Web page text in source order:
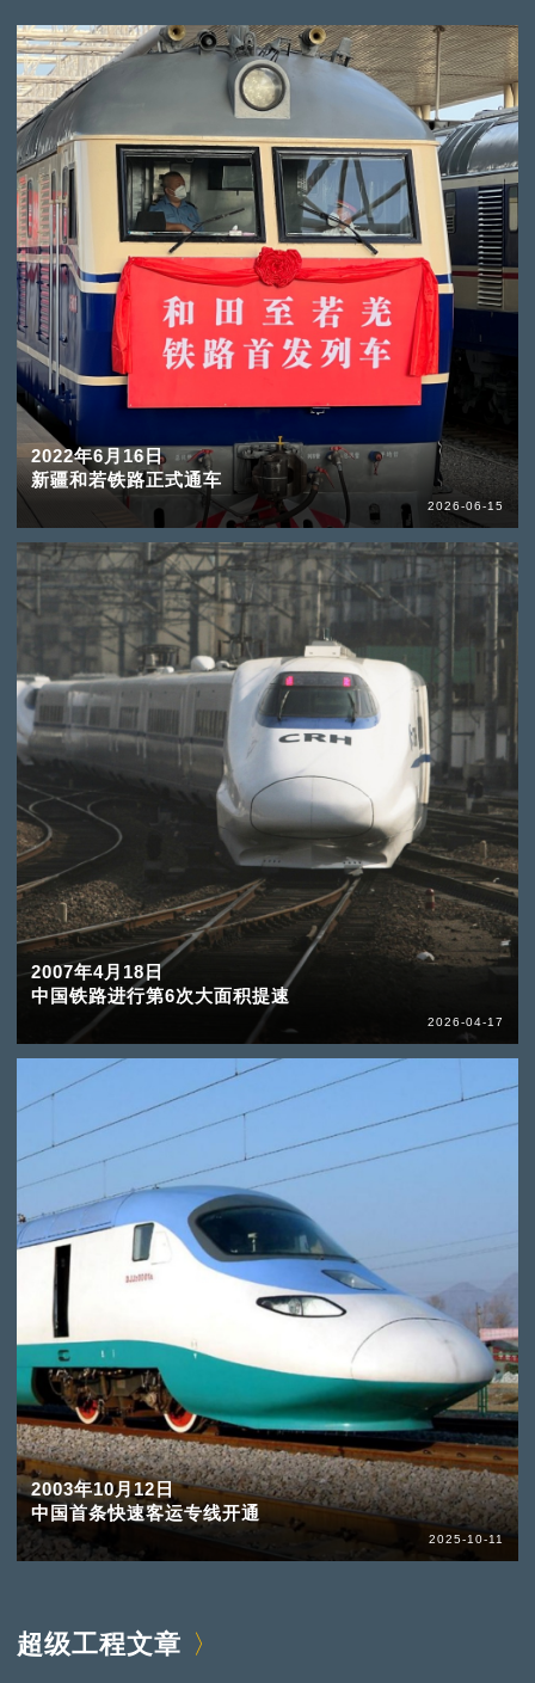
2022年6月16日
新疆和若铁路正式通车
2026-06-15
2007年4月18日
中国铁路进行第6次大面积提速
2026-04-17
2003年10月12日
中国首条快速客运专线开通
2025-10-11
超级工程文章